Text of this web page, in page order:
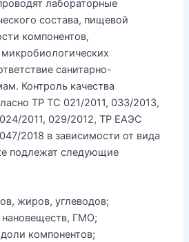
лабораторные
состава, пищевой
компонентов,
санитарно-
Контроль качества
ТР ТС 021/2011, 033/2013,
2011, 029/2012, ТР ЕАЭС
2018 в зависимости от вида
подлежат следующие
жиров, углеводов;
нановеществ, ГМО;
компонентов;